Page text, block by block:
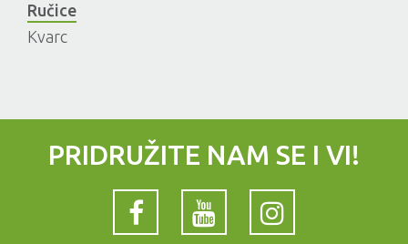
Ručice
Kvarc
PRIDRUŽITE NAM SE I VI!